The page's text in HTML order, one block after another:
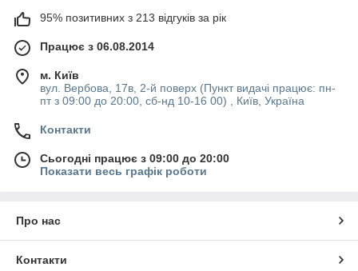
95% позитивних з 213 відгуків за рік
Працює з 06.08.2014
м. Київ
вул. Вербова, 17в, 2-й поверх (Пункт видачі працює: пн-
пт з 09:00 до 20:00, сб-нд 10-16 00) , Київ, Україна
Контакти
Сьогодні працює з 09:00 до 20:00
Показати весь графік роботи
Про нас
Контакти